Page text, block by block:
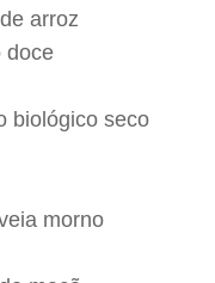
arroz
doce
biológico seco
morno